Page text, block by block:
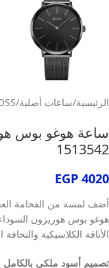
الرئيسية/ساعات أصلية/
ساعة هوغو بوس
1513542
EGP 4020
أضف لمسة من الفخامة
هوغو بوس هوريزون
الأناقة الكلاسيكية
تصميم أسود ملكي بالكامل